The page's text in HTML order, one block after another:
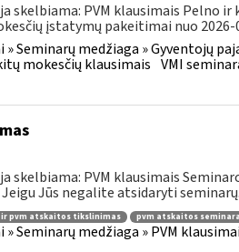
skelbiama: PVM klausimais Pelno
įstatymų pakeitimai nuo 2026-
» Seminarų medžiaga » Gyventojų
mokesčių klausimais VMI
skelbiama: PVM klausimais
Jūs negalite atsidaryti
pvm atskaitos tikslinimas pvm atskaitos
» Seminarų medžiaga » PVM